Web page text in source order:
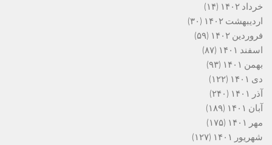
خرداد ۱۴۰۲
(۱۴)
اردیبهشت ۱۴۰۲
(۳۰)
فروردین ۱۴۰۲
(۵۹)
اسفند ۱۴۰۱
(۸۷)
بهمن ۱۴۰۱
(۹۳)
دی ۱۴۰۱
(۱۲۲)
آذر ۱۴۰۱
(۲۴۰)
آبان ۱۴۰۱
(۱۸۹)
مهر ۱۴۰۱
(۱۷۵)
شهریور ۱۴۰۱
(۱۲۷)